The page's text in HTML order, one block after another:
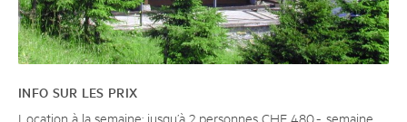
INFO SUR LES PRIX
Location à la semaine: jusqu’à 2 personnes CHF 480.-, semaine